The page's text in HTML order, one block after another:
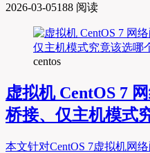
2026-03-05188 阅读
centos
虚拟机 CentOS 7
桥接、仅主机模式
本文针对CentOS 7虚拟机网